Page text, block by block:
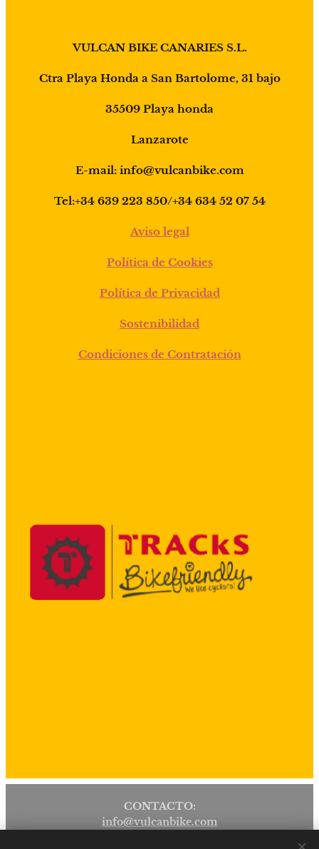
VULCAN BIKE CANARIES S.L.
Ctra Playa Honda a San Bartolome, 31 bajo
35509 Playa honda
Lanzarote
E-mail: info@vulcanbike.com
Tel:+34 639 223 850/+34 634 52 07 54
Aviso legal
Política de Cookies
Política de Privacidad
Sostenibilidad
Condiciones de Contratación
CONTACTO:
info@vulcanbike.com